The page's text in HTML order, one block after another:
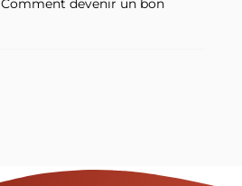
Comment devenir un bon